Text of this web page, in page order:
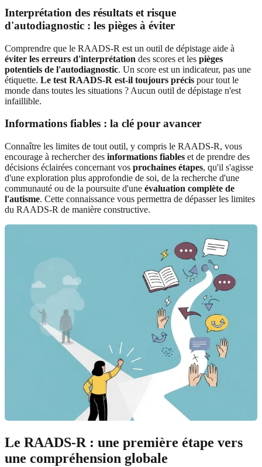
Interprétation des résultats et risque
d'autodiagnostic : les pièges à éviter
Comprendre que le RAADS-R est un outil de dépistage aide à
éviter les erreurs d'interprétation des scores et les pièges
potentiels de l'autodiagnostic. Un score est un indicateur, pas une
étiquette. Le test RAADS-R est-il toujours précis pour tout le
monde dans toutes les situations ? Aucun outil de dépistage n'est
infaillible.
Informations fiables : la clé pour avancer
Connaître les limites de tout outil, y compris le RAADS-R, vous
encourage à rechercher des informations fiables et de prendre des
décisions éclairées concernant vos prochaines étapes, qu'il s'agisse
d'une exploration plus approfondie de soi, de la recherche d'une
communauté ou de la poursuite d'une évaluation complète de
l'autisme. Cette connaissance vous permettra de dépasser les limites
du RAADS-R de manière constructive.
Le RAADS-R : une première étape vers
une compréhension globale